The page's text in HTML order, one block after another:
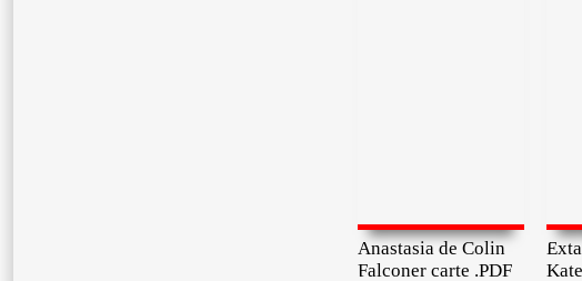
Anastasia de Colin
Falconer carte .PDF